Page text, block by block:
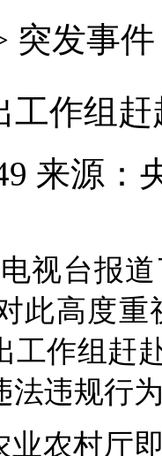
突发事件
工作组
来源：
视台报
此高度
工作组赶
法违规行
业农村厅